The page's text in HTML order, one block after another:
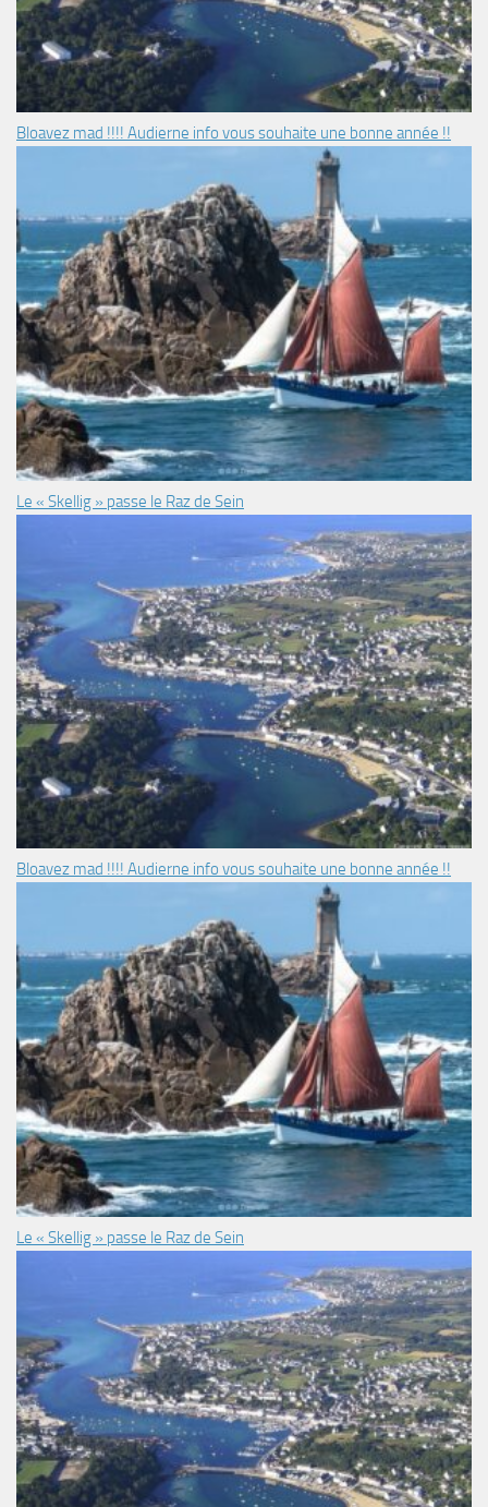
Bloavez mad !!!! Audierne info vous souhaite une bonne année !!
Le « Skellig » passe le Raz de Sein
Bloavez mad !!!! Audierne info vous souhaite une bonne année !!
Le « Skellig » passe le Raz de Sein